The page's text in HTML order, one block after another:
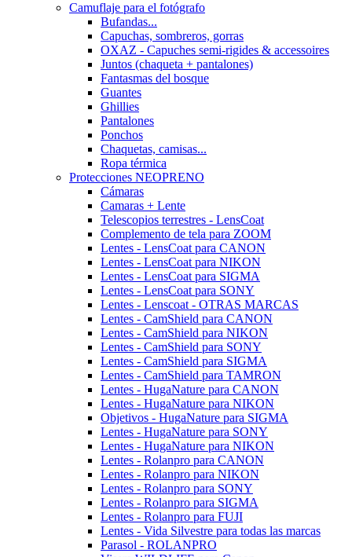
Camuflaje para el fotógrafo
Bufandas...
Capuchas, sombreros, gorras
OXAZ - Capuches semi-rigides & accessoires
Juntos (chaqueta + pantalones)
Fantasmas del bosque
Guantes
Ghillies
Pantalones
Ponchos
Chaquetas, camisas...
Ropa térmica
Protecciones NEOPRENO
Cámaras
Camaras + Lente
Telescopios terrestres - LensCoat
Complemento de tela para ZOOM
Lentes - LensCoat para CANON
Lentes - LensCoat para NIKON
Lentes - LensCoat para SIGMA
Lentes - LensCoat para SONY
Lentes - Lenscoat - OTRAS MARCAS
Lentes - CamShield para CANON
Lentes - CamShield para NIKON
Lentes - CamShield para SONY
Lentes - CamShield para SIGMA
Lentes - CamShield para TAMRON
Lentes - HugaNature para CANON
Lentes - HugaNature para NIKON
Objetivos - HugaNature para SIGMA
Lentes - HugaNature para SONY
Lentes - HugaNature para NIKON
Lentes - Rolanpro para CANON
Lentes - Rolanpro para NIKON
Lentes - Rolanpro para SONY
Lentes - Rolanpro para SIGMA
Lentes - Rolanpro para FUJI
Lentes - Vida Silvestre para todas las marcas
Parasol - ROLANPRO